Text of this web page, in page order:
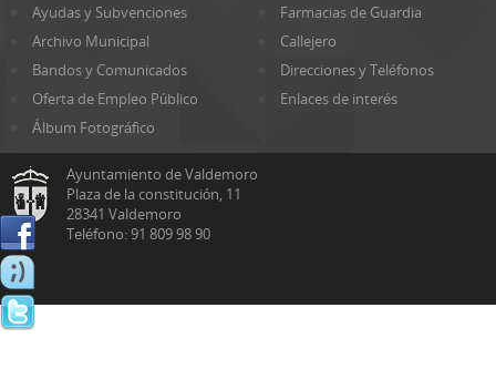
Ayudas y Subvenciones
Farmacias de Guardia
Archivo Municipal
Callejero
Bandos y Comunicados
Direcciones y Teléfonos
Oferta de Empleo Público
Enlaces de interés
Álbum Fotográfico
Ayuntamiento de Valdemoro
Plaza de la constitución, 11
28341 Valdemoro
Teléfono: 91 809 98 90